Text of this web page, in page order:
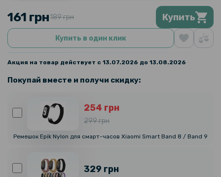
161 грн189 грн Купить
Купить в один клик
Акция на товар действует с 13.07.2026 до 13.08.2026
Покупай вместе и получи скидку:
254 грн
299 грн
Ремешок Epik Nylon для смарт-часов Xiaomi Smart Band 8 / Band 9
329 грн